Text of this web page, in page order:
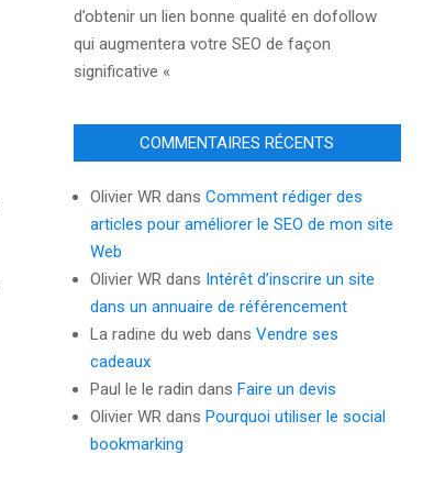
d’obtenir un lien bonne qualité en dofollow
qui augmentera votre SEO de façon
significative «
COMMENTAIRES RÉCENTS
Olivier WRdans Comment rédiger des
articles pour améliorer le SEO de mon site
Web
Olivier WRdans Intérêt d’inscrire un site
dans un annuaire de référencement
La radine du web dans Vendre ses
cadeaux
Paul le le radin dans Faire un devis
Olivier WRdans Pourquoi utiliser le social
bookmarking